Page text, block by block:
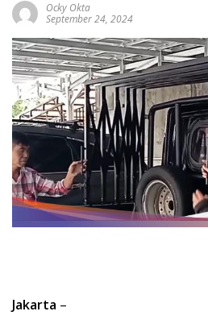
Ocky Okta
September 24, 2024
Jakarta –